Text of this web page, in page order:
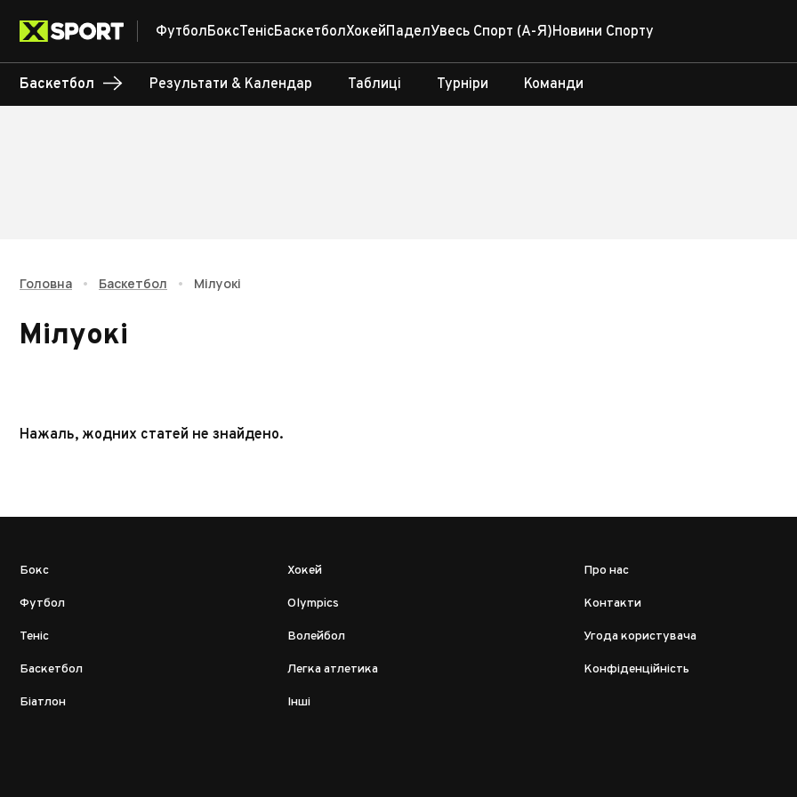
ФутболБоксТенісБаскетболХокейПаделУвесь Спорт (А-Я)Новини Спорту
Баскетбол Результати & Календар Таблиці Турніри Команди
Головна • Баскетбол • Мілуокі
Мілуокі
Нажаль, жодних статей не знайдено.
Бокс
Футбол
Теніс
Баскетбол
Біатлон
Хокей
Olympics
Волейбол
Легка атлетика
Інші
Про нас
Контакти
Угода користувача
Конфіденційність